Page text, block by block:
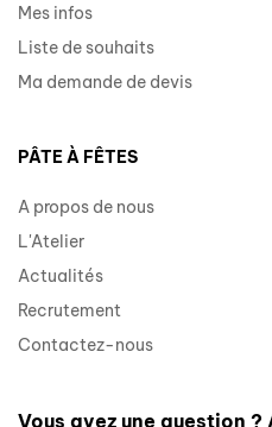
Mes infos
Liste de souhaits
Ma demande de devis
PÂTE À FÊTES
A propos de nous
L'Atelier
Actualités
Recrutement
Contactez-nous
Vous avez une question ?